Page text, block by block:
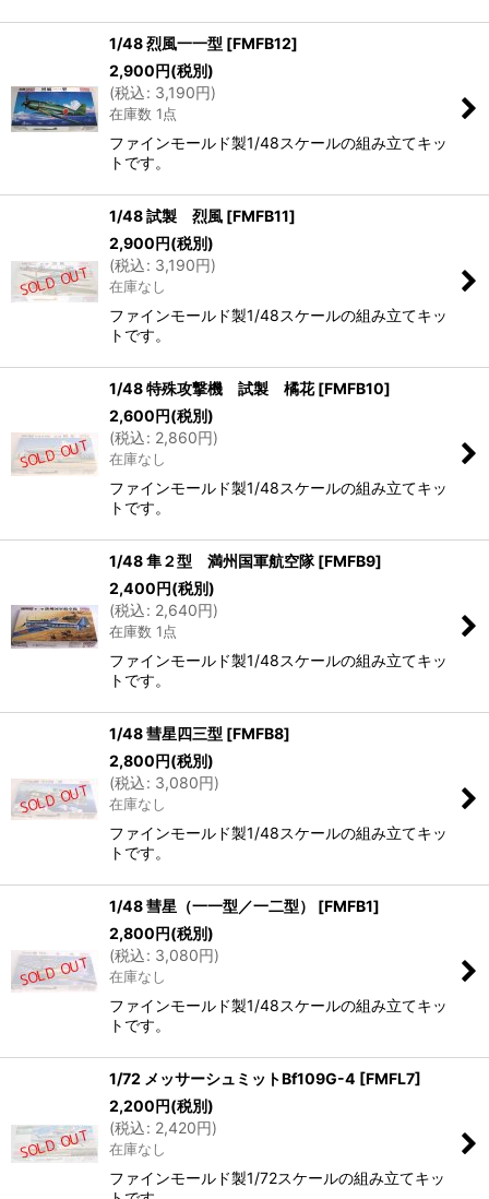
1/48 烈風一一型 [FMFB12]
2,900円(税別)
(税込: 3,190円)
在庫数 1点
ファインモールド製1/48スケールの組み立てキッ
トです。
1/48 試製 烈風 [FMFB11]
2,900円(税別)
(税込: 3,190円)
在庫なし
ファインモールド製1/48スケールの組み立てキッ
トです。
1/48 特殊攻撃機 試製 橘花 [FMFB10]
2,600円(税別)
(税込: 2,860円)
在庫なし
ファインモールド製1/48スケールの組み立てキッ
トです。
1/48 隼２型 満州国軍航空隊 [FMFB9]
2,400円(税別)
(税込: 2,640円)
在庫数 1点
ファインモールド製1/48スケールの組み立てキッ
トです。
1/48 彗星四三型 [FMFB8]
2,800円(税別)
(税込: 3,080円)
在庫なし
ファインモールド製1/48スケールの組み立てキッ
トです。
1/48 彗星（一一型／一二型） [FMFB1]
2,800円(税別)
(税込: 3,080円)
在庫なし
ファインモールド製1/48スケールの組み立てキッ
トです。
1/72 メッサーシュミットBf109G-4 [FMFL7]
2,200円(税別)
(税込: 2,420円)
在庫なし
ファインモールド製1/72スケールの組み立てキッ